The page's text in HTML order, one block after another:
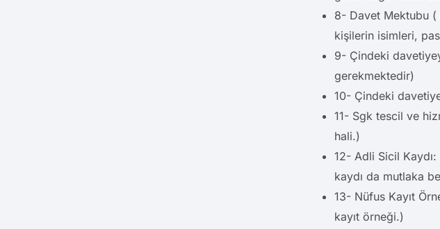
8- Davet Mektubu (
kişilerin isimleri,
9- Çindeki
gerekmektedir)
10- Çindeki
11- Sgk tescil ve
hali.)
12- Adli Sicil
kaydı da mutlaka
13- Nüfus Kayıt
kayıt örneği.)